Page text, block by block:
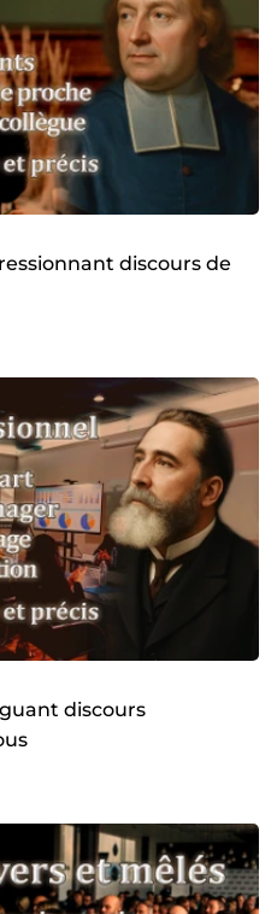
discours de
discours